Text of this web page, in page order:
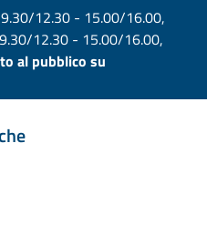
12.30 - 15.00/16.00,
12.30 - 15.00/16.00,
al pubblico su